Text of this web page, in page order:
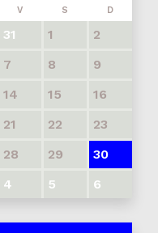
V S D
31 1
2
7 8
9
14 15
16
21 22
23
28 29
30
4 5 6